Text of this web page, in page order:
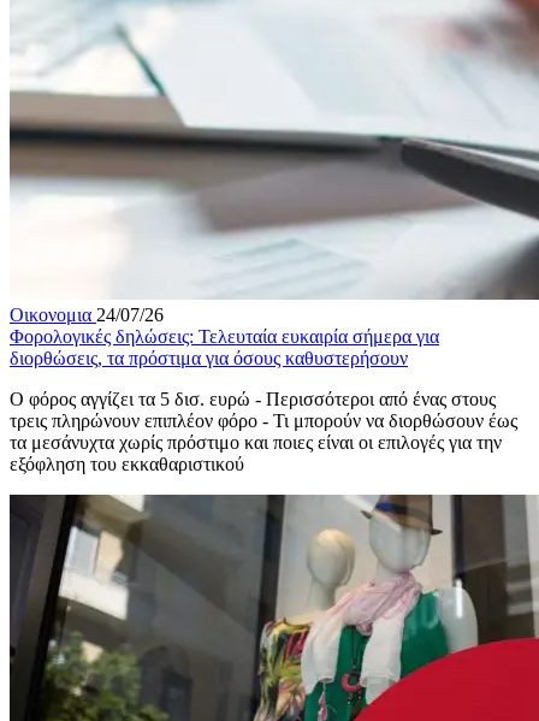
Οικονομια 24/07/26
Φορολογικές δηλώσεις: Τελευταία ευκαιρία σήμερα για
διορθώσεις, τα πρόστιμα για όσους καθυστερήσουν
Ο φόρος αγγίζει τα 5 δισ. ευρώ - Περισσότεροι από ένας στους
τρεις πληρώνουν επιπλέον φόρο - Τι μπορούν να διορθώσουν έως
τα μεσάνυχτα χωρίς πρόστιμο και ποιες είναι οι επιλογές για την
εξόφληση του εκκαθαριστικού